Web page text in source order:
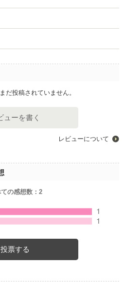
だ投稿されていません。
ューを書く
レビューについて
の感想数： 2
投票する